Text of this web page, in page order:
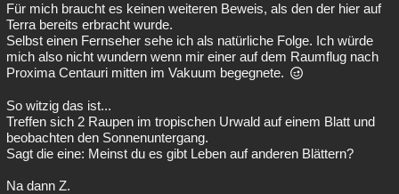
Für mich braucht es keinen weiteren Beweis, als den der hier auf
Terra bereits erbracht wurde.
Selbst einen Fernseher sehe ich als natürliche Folge. Ich würde
mich also nicht wundern wenn mir einer auf dem Raumflug nach
Proxima Centauri mitten im Vakuum begegnete.
So witzig das ist...
Treffen sich 2 Raupen im tropischen Urwald auf einem Blatt und
beobachten den Sonnenuntergang.
Sagt die eine: Meinst du es gibt Leben auf anderen Blättern?
Na dann Z.